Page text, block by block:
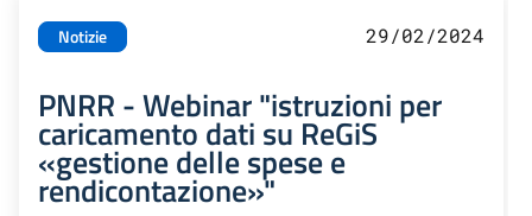
Notizie 29/02/2024
PNRR - Webinar "istruzioni per
caricamento dati su ReGiS
«gestione delle spese e
rendicontazione»"